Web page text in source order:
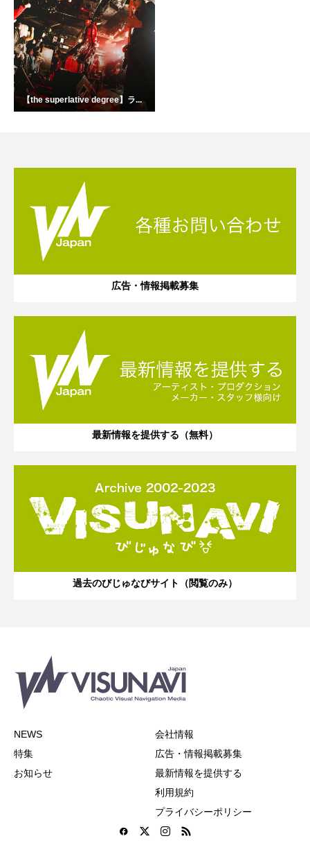
【the superlative degree】ラ...
広告・情報掲載募集
最新情報を提供する（無料）
過去のびじゅなびサイト（閲覧のみ）
NEWS
特集
お知らせ
会社情報
広告・情報掲載募集
最新情報を提供する
利用規約
プライバシーポリシー